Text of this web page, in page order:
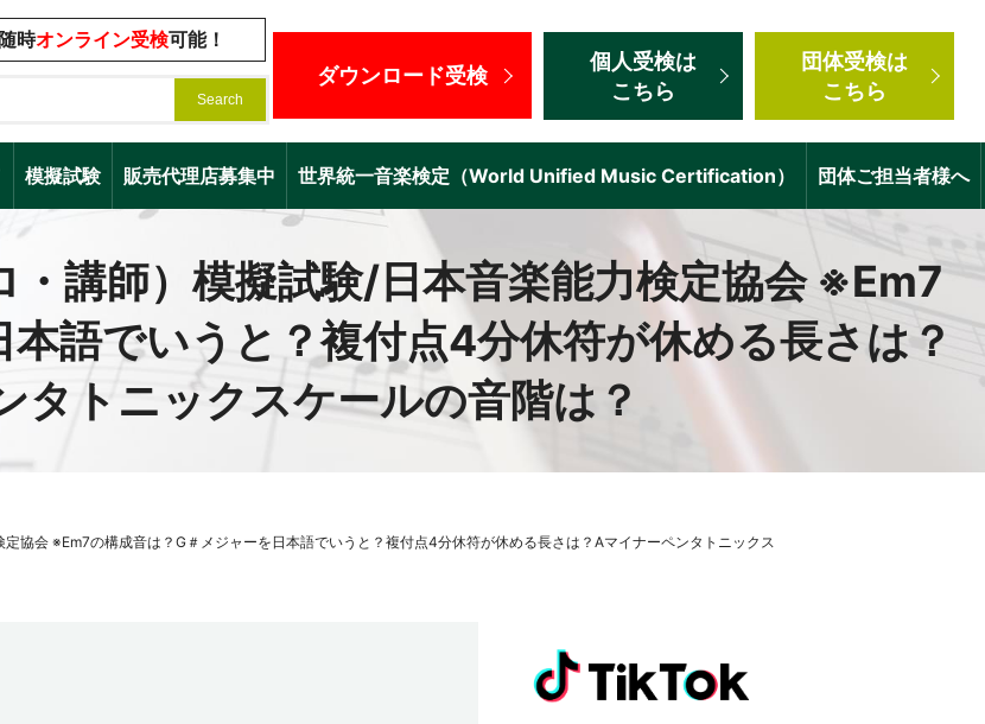
随時オンライン受検可能！
ダウンロード受検
個人受検は
こちら
団体受検は
こちら
模擬試験 販売代理店募集中 世界統一音楽検定（World Unified Music Certification） 団体ご担当者様へ
・講師）模擬試験/日本音楽能力検定協会 ※Em7
語でいうと？複付点4分休符が休める長さは？
タトニックスケールの音階は？
協会 ※Em7の構成音は？G＃メジャーを日本語でいうと？複付点4分休符が休める長さは？Aマイナーペンタトニックス